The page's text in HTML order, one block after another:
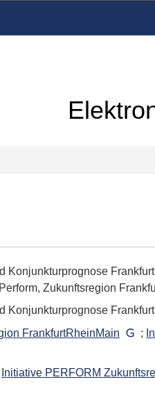
Konjunkturprognose
Zukunftsregion
Konjunkturprognose
FrankfurtRheinMain ;
Initiative PERFORM